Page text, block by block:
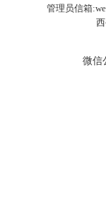
管理员信箱
微信